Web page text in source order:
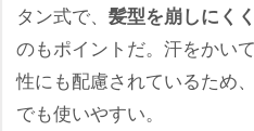
タン式で、 髪型を崩しにく
のもポイントだ。汗をかい
性にも配慮されているため
でも使いやすい。